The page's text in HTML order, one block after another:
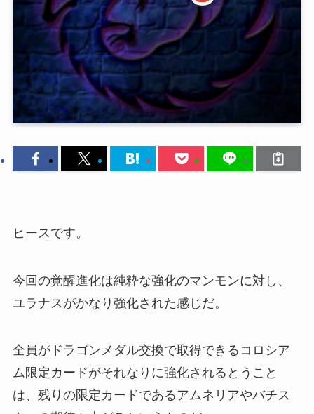
ヒースです。
今回の覚醒進化は純粋な強化のマンモンに対し、
ユラナスがかなり強化された感じだ。
全員がドラゴンメダル交換で取得できるコロシア
ム限定カードがそれなりに強化されるとうこと
は、残りの限定カードであるアムネリアやバチス